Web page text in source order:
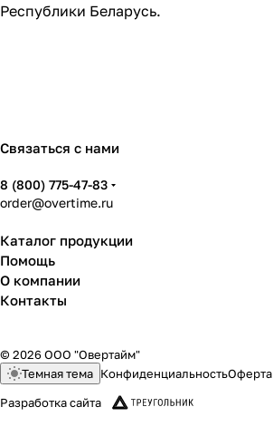
Республики Беларусь.
Связаться с нами
8 (800) 775-47-83
order@overtime.ru
Каталог продукции
Помощь
О компании
Контакты
© 2026 ООО "Овертайм"
Темная тема КонфиденциальностьОферта
Разработка сайта